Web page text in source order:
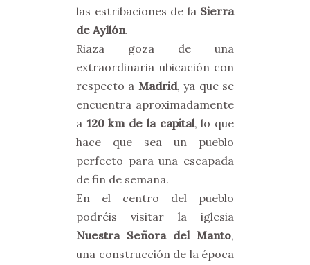
las estribaciones de la Sierra
de Ayllón.
Riaza goza de una
extraordinaria ubicación con
respecto a Madrid, ya que se
encuentra aproximadamente
a 120 km de la capital, lo que
hace que sea un pueblo
perfecto para una escapada
de fin de semana.
En el centro del pueblo
podréis visitar la iglesia
Nuestra Señora del Manto,
una construcción de la época